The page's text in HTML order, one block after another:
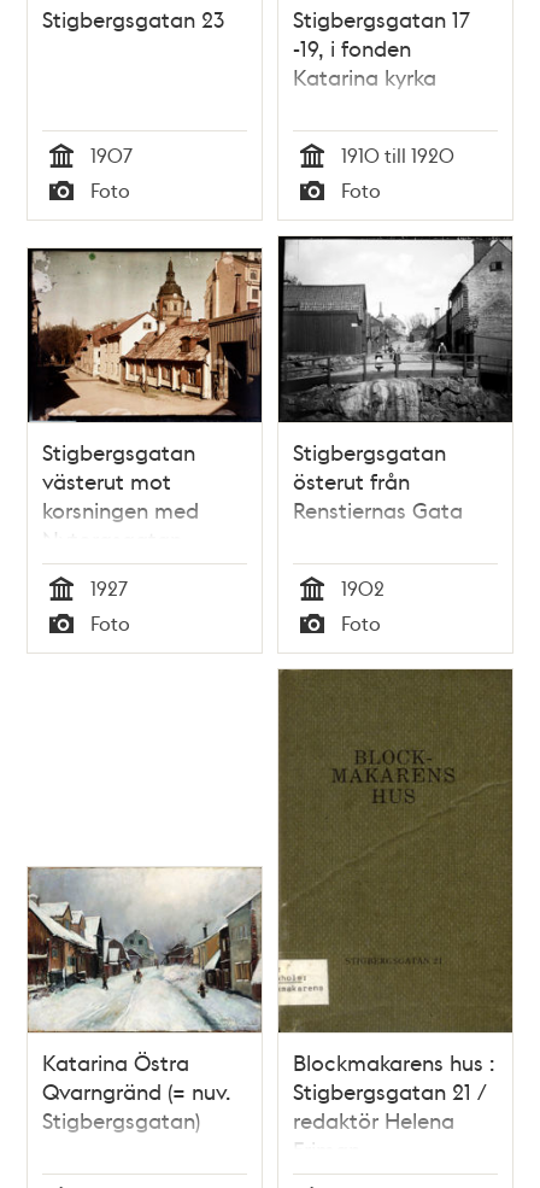
Stigbergsgatan 23
Tid
1907
Typ
Foto
Stigbergsgatan 17
-19, i fonden
Katarina kyrka
Tid
1910 till 1920
Typ
Foto
Stigbergsgatan
västerut mot
korsningen med
Nytorgsgatan
Tid
1927
Typ
Foto
Stigbergsgatan
österut från
Renstiernas Gata
Tid
1902
Typ
Foto
Katarina Östra
Qvarngränd (= nuv.
Stigbergsgatan)
Blockmakarens hus :
Stigbergsgatan 21 /
redaktör Helena
Friman